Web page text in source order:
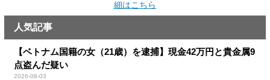
細はこちら
人気記事
【ベトナム国籍の女（21歳）を逮捕】現金42万円と貴金属9
点盗んだ疑い
2026-08-03